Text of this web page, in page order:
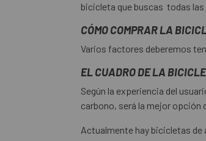
bicicleta que buscas todas las
CÓMO COMPRAR LA
Varios factores deberemos
EL CUADRO DE LA
Según la experiencia del
carbono, será la mejor opción
Actualmente hay bicicletas de